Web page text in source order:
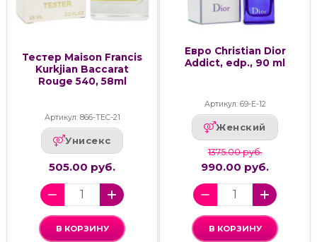
Тестер Maison Francis
Kurkjian Baccarat
Rouge 540, 58ml
Артикул: 866-ТЕС-21
Унисекс
505.00 руб.
В КОРЗИНУ
Евро Christian Dior
Addict, edp., 90 ml
Артикул: 69-Е-12
Женский
1375.00 руб.
990.00 руб.
В КОРЗИНУ